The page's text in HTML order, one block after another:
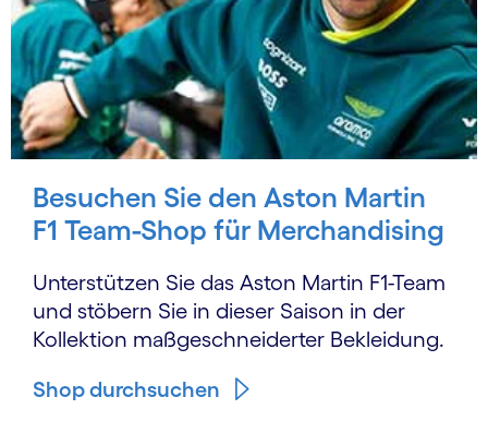
Besuchen Sie den Aston Martin
F1 Team-Shop für Merchandising
Unterstützen Sie das Aston Martin F1-Team
und stöbern Sie in dieser Saison in der
Kollektion maßgeschneiderter Bekleidung.
Shop durchsuchen